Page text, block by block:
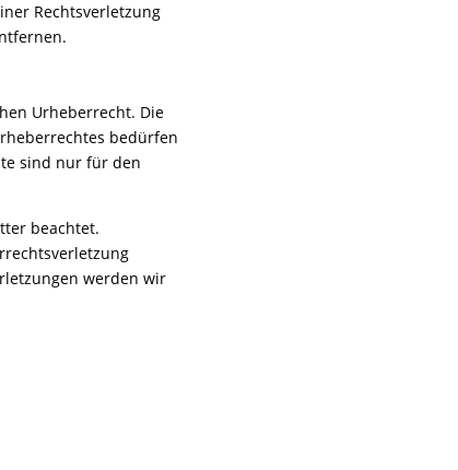
Rechtsverletzung
Urheberrecht. Die
bedürfen
sind nur für den
beachtet.
werden wir